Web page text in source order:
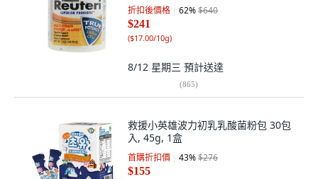
折扣後價格 62%$640
$241
($17.00/10g)
8/12 星期三 預計送達
(865)
救援小英雄波力初乳乳酸菌粉包 30包
入, 45g, 1盒
首購折扣價 43%$276
$155